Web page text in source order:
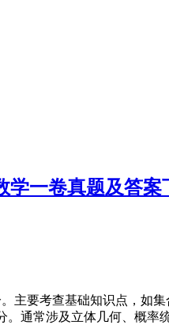
学一卷真题及答案
主要考查基础知识点，如
。通常涉及立体几何、概率